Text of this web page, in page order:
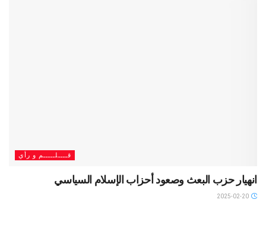
قــــلـــــم و رأي
انهيار حزب البعث وصعود أحزاب الإسلام السياسي